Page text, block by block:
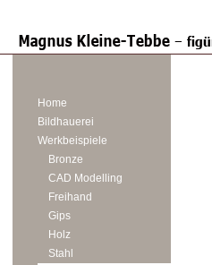
Home
Bildhauerei
Werkbeispiele
Bronze
CAD Modelling
Freihand
Gips
Holz
Stahl